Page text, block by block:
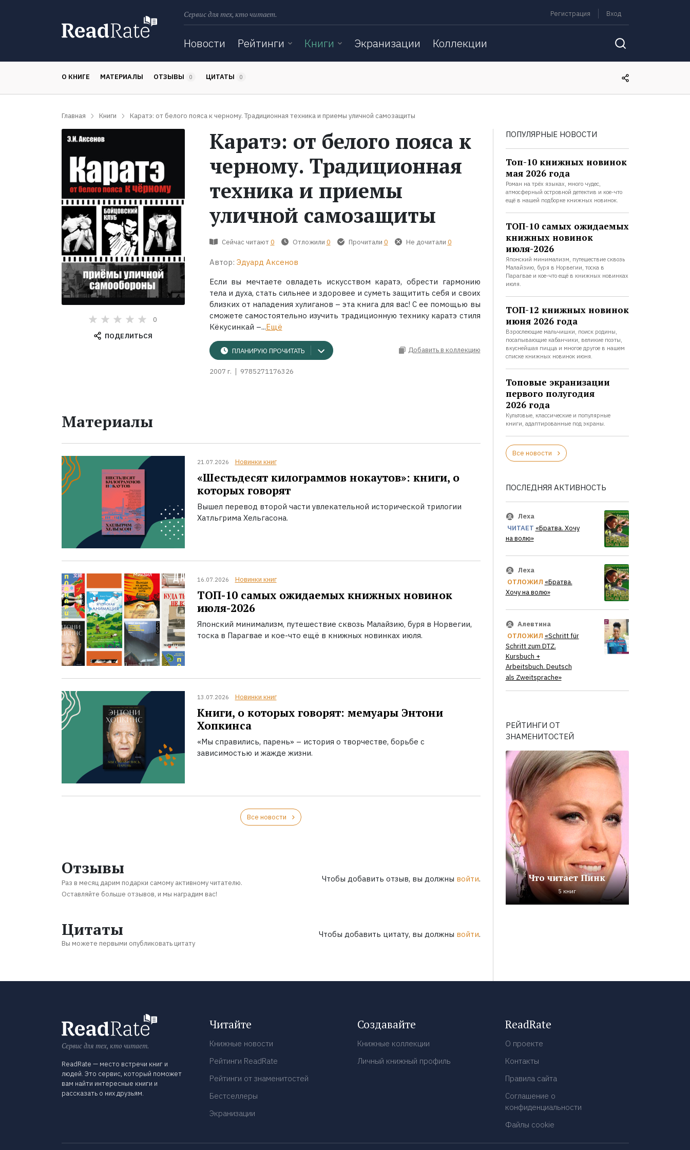
Сервис для тех, кто читает. Регистрация Вход
Новости Рейтинги Книги Экранизации Коллекции
О КНИГЕ МАТЕРИАЛЫ ОТЗЫВЫ 0 ЦИТАТЫ 0
Главная Книги Каратэ: от белого пояса к черному. Традиционная техника и приемы уличной самозащиты
0
ПОДЕЛИТЬСЯ
Каратэ: от белого пояса к
черному. Традиционная
техника и приемы
уличной самозащиты
Сейчас читают 0 Отложили 0 Прочитали 0 Не дочитали 0
Автор: Эдуард Аксенов
Если вы мечтаете овладеть искусством каратэ, обрести гармонию
тела и духа, стать сильнее и здоровее и суметь защитить себя и своих
близких от нападения хулиганов – эта книга для вас! С ее помощью вы
сможете самостоятельно изучить традиционную технику каратэ стиля
Кёкусинкай –...Ещё
ПЛАНИРУЮ ПРОЧИТАТЬ Добавить в коллекцию
2007 г. 9785271176326
Материалы
21.07.2026 Новинки книг
«Шестьдесят килограммов нокаутов»: книги, о
которых говорят
Вышел перевод второй части увлекательной исторической трилогии
Хатльгрима Хельгасона.
16.07.2026 Новинки книг
ТОП-10 самых ожидаемых книжных новинок
июля-2026
Японский минимализм, путешествие сквозь Малайзию, буря в Норвегии,
тоска в Парагвае и кое-что ещё в книжных новинках июля.
13.07.2026 Новинки книг
Книги, о которых говорят: мемуары Энтони
Хопкинса
«Мы справились, парень» – история о творчестве, борьбе с
зависимостью и жажде жизни.
Все новости
Отзывы
Раз в месяц дарим подарки самому активному читателю.
Оставляйте больше отзывов, и мы наградим вас!
Чтобы добавить отзыв, вы должны войти.
Цитаты
Вы можете первыми опубликовать цитату
Чтобы добавить цитату, вы должны войти.
ПОПУЛЯРНЫЕ НОВОСТИ
Топ-10 книжных новинок
мая 2026 года
Роман на трёх языках, много чудес,
атмосферный островной детектив и кое-что
ещё в нашей подборке книжных новинок.
ТОП-10 самых ожидаемых
книжных новинок
июля-2026
Японский минимализм, путешествие сквозь
Малайзию, буря в Норвегии, тоска в
Парагвае и кое-что ещё в книжных новинках
июля.
ТОП-12 книжных новинок
июня 2026 года
Взрослеющие мальчишки, поиск родины,
посапывающие кабанчики, великие поэты,
вкуснейшая пицца и многое другое в нашем
списке книжных новинок июня.
Топовые экранизации
первого полугодия
2026 года
Культовые, классические и популярные
книги, адаптированные под экраны.
Все новости
ПОСЛЕДНЯЯ АКТИВНОСТЬ
Леха
ЧИТАЕТ «Братва. Хочу
на волю»
Леха
ОТЛОЖИЛ «Братва.
Хочу на волю»
Алевтина
ОТЛОЖИЛ «Schritt für
Schritt zum DTZ.
Kursbuch +
Arbeitsbuch. Deutsch
als Zweitsprache»
РЕЙТИНГИ ОТ
ЗНАМЕНИТОСТЕЙ
Что читает Пинк
5 книг
Сервис для тех, кто читает.
ReadRate — место встречи книг и
людей. Это сервис, который поможет
вам найти интересные книги и
рассказать о них друзьям.
Читайте
Книжные новости
Рейтинги ReadRate
Рейтинги от знаменитостей
Бестселлеры
Экранизации
Создавайте
Книжные коллекции
Личный книжный профиль
ReadRate
О проекте
Контакты
Правила сайта
Соглашение о
конфиденциальности
Файлы cookie